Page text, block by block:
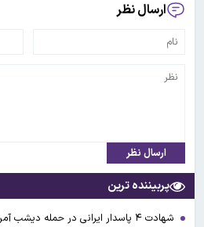
ارسال نظر
ارسال نظر
پربیننده ترین
شهادت ۴ پاسدار ایرانی در حمله دیشب آمریکت و عربستان به عراق